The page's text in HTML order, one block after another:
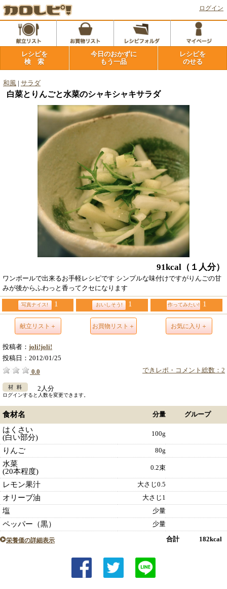
ログイン
レシピを
検 索
今日のおかずに
もう一品
レシピを
のせる
和風 サラダ
白菜とりんごと水菜のシャキシャキサラダ
91kcal （１人分）
ワンボールで出来るお手軽レシピです シンプルな味付けですがりんごの甘
みが後からふわっと香ってクセになります
写真ナイス! 1 おいしそう! 1 作ってみたい! 1
献立リスト＋ お買物リスト＋ お気に入り＋
投稿者： joli!joli!
投稿日： 2012/01/25
できレポ・コメント総数：2
0.0
2人分
ログインすると人数を変更できます。
食材名 分量 グループ
はくさい
(白い部分)
100g
りんご 80g
水菜
(20本程度)
0.2束
レモン果汁 大さじ0.5
オリーブ油 大さじ1
塩 少量
ペッパー（黒） 少量
栄養価の詳細表示 合計 182kcal